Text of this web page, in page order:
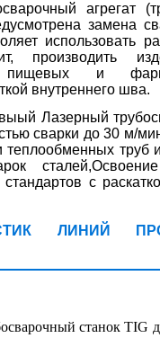
агрегат
замена
использовать
производить
пищевых и
внутреннего шва.
Лазерный
сварки до 30 м/
труб
с
ЛИНИЙ
станок